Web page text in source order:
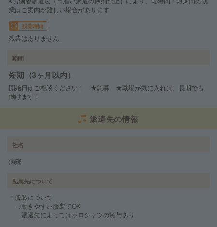
業はご案内が難しい場合があります
残業時間
残業はありません。
期間
短期（3ヶ月以内）
開始日はご相談ください！ ★急募 ★職場が気に入れば、長期でも
働けます！
派遣先の情報
社名
病院
配属先について
＊服装について
→動きやすい服装でOK
派遣先によってはポロシャツの貸与あり